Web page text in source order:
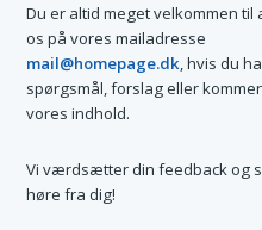
Du er altid meget velkommen til
os på vores mailadresse
mail@homepage.dk, hvis du
spørgsmål, forslag eller
vores indhold.
Vi værdsætter din feedback og
høre fra dig!